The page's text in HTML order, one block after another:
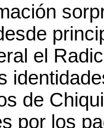
el
de
por los